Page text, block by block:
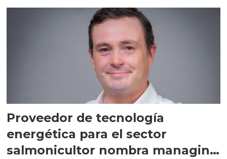
Proveedor de tecnología
energética para el sector
salmonicultor nombra managing